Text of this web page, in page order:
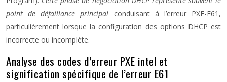
point de défaillance principal conduisant à l’erreur PXE-E61,
particulièrement lorsque la configuration des options DHCP est
incorrecte ou incomplète.
Analyse des codes d’erreur PXE intel et
signification spécifique de l’erreur E61